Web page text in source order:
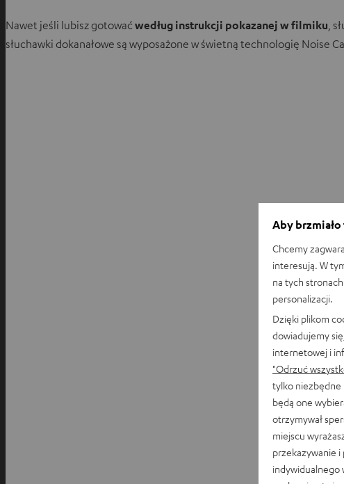
Nawet jeśli lubisz gotować według instrukcji pokazanej w filmiku ,
słuchawki dokanałowe są wyposażone w świetną technologię Noise
Aby
Chcemy
interesują. W
na tych
personalizacji.
Dzięki plikom
dowiadujemy
internetowej i
"Odrzuć
tylko niezbędne
będą one
otrzymywał
miejscu
przekazywanie i
indywidualnego